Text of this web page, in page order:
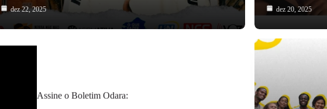
Assine o Boletim Odara:
dez 22, 2025 dez 20, 2025